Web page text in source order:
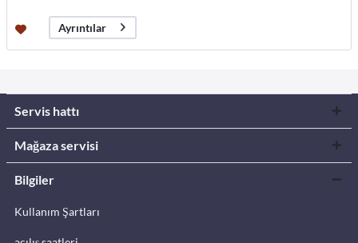
Ayrıntılar
Servis hattı
Mağaza servisi
Bilgiler
Kullanım Şartları